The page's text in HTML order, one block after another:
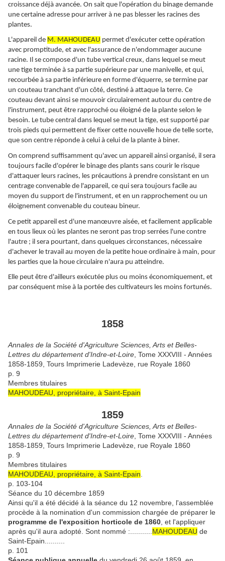
croissance déjà avancée. On sait que l'opération du binage demande
une certaine adresse pour arriver à ne pas blesser les racines des
plantes.
L'appareil de M. MAHOUDEAU permet d'exécuter cette opération
avec promptitude, et avec l'assurance de n'endommager aucune
racine. Il se compose d'un tube vertical creux, dans lequel se meut
une tige terminée à sa partie supérieure par une manivelle, et qui,
recourbée à sa partie inférieure en forme d'équerre, se termine par
un couteau tranchant d'un côté, destiné à attaque la terre. Ce
couteau devant ainsi se mouvoir circulairement autour du centre de
l'instrument, peut être rapproché ou éloigné de la plante selon le
besoin. Le tube central dans lequel se meut la tige, est supporté par
trois pieds qui permettent de fixer cette nouvelle houe de telle sorte,
que son centre réponde à celui à celui de la plante à biner.
On comprend suffisamment qu'avec un appareil ainsi organisé, il sera
toujours facile d'opérer le binage des plants sans courir le risque
d'attaquer leurs racines, les précautions à prendre consistant en un
centrage convenable de l'appareil, ce qui sera toujours facile au
moyen du support de l'instrument, et en un rapprochement ou un
éloignement convenable du couteau bineur.
Ce petit appareil est d'une manœuvre aisée, et facilement applicable
en tous lieux où les plantes ne seront pas trop serrées l'une contre
l'autre ; il sera pourtant, dans quelques circonstances, nécessaire
d'achever le travail au moyen de la petite houe ordinaire à main, pour
les parties que la houe circulaire n'aura pu atteindre.
Elle peut être d'ailleurs exécutée plus ou moins économiquement, et
par conséquent mise à la portée des cultivateurs les moins fortunés.
1858
Annales de la Société d'Agriculture Sciences, Arts et Belles-
Lettres du département d'Indre-et-Loire , Tome XXXVIII - Années
1858-1859, Tours Imprimerie Ladevèze, rue Royale 1860
p. 9
Membres titulaires
MAHOUDEAU, propriétaire, à Saint-Epain
1859
Annales de la Société d'Agriculture Sciences, Arts et Belles-
Lettres du département d'Indre-et-Loire , Tome XXXVIII - Années
1858-1859, Tours Imprimerie Ladevèze, rue Royale 1860
p. 9
Membres titulaires
MAHOUDEAU, propriétaire, à Saint-Epain
p. 103-104
Séance du 10 décembre 1859
Ainsi qu'il a été décidé à la séance du 12 novembre, l'assemblée
procède à la nomination d'un commission chargée de préparer le
programme de l'exposition horticole de 1860 , et l'appliquer
après qu'il aura adopté. Sont nommé :........... MAHOUDEAU de
Saint-Epain..........
p. 101